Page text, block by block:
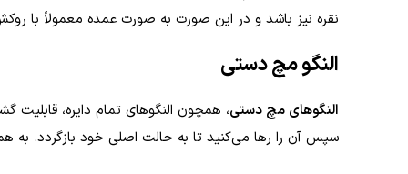
نقره نیز باشد و در این صورت به صورت عمده معمولاً با
النگو مچ دستی
النگوهای مچ دستی، همچون النگوهای تمام‌ دایره، قابلیت
سپس آن را رها می‌کنید تا به حالت اصلی خود بازگردد. به